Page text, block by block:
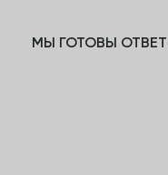
МЫ ГОТОВЫ